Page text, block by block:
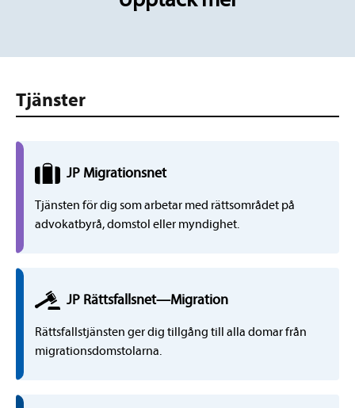
Tjänster
JP Migrationsnet
Tjänsten för dig som arbetar med rättsområdet på
advokatbyrå, domstol eller myndighet.
JP Rättsfallsnet—Migration
Rättsfallstjänsten ger dig tillgång till alla domar från
migrationsdomstolarna.